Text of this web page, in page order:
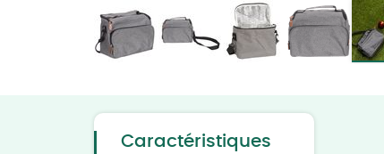
of
the
imagesCaractéristiques